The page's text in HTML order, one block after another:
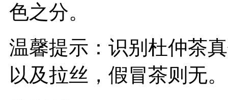
色之分。
温馨提示：识别杜仲茶
以及拉丝，假冒茶则无。